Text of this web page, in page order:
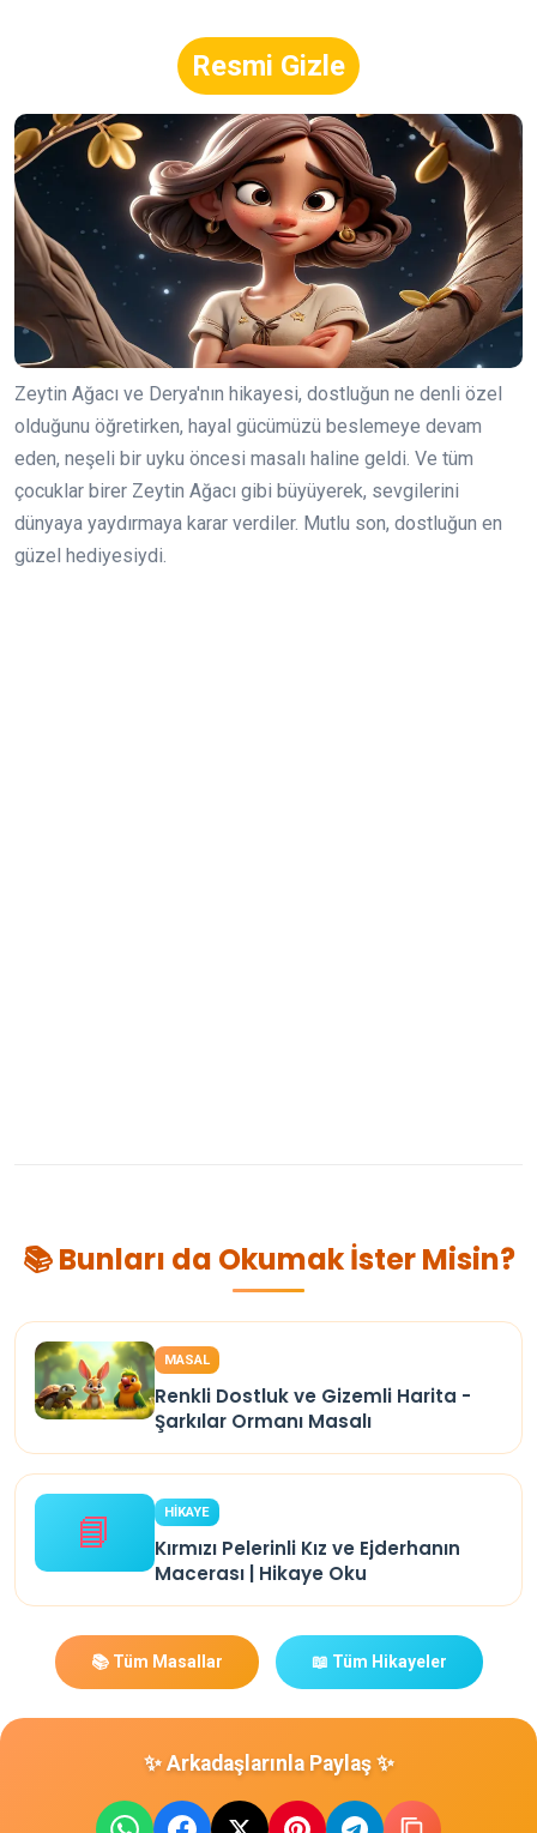
Resmi Gizle
Zeytin Ağacı ve Derya'nın hikayesi, dostluğun ne denli özel
olduğunu öğretirken, hayal gücümüzü beslemeye devam
eden, neşeli bir uyku öncesi masalı haline geldi. Ve tüm
çocuklar birer Zeytin Ağacı gibi büyüyerek, sevgilerini
dünyaya yaydırmaya karar verdiler. Mutlu son, dostluğun en
güzel hediyesiydi.
📚 Bunları da Okumak İster Misin?
MASAL
Renkli Dostluk ve Gizemli Harita -
Şarkılar Ormanı Masalı
📘 HİKAYE
Kırmızı Pelerinli Kız ve Ejderhanın
Macerası | Hikaye Oku
📚 Tüm Masallar 📖 Tüm Hikayeler
✨ Arkadaşlarınla Paylaş ✨